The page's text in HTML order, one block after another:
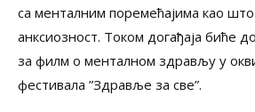
са менталним поремећајима као што
анксиозност. Током догађаја биће
за филм о менталном здрављу у
фестивала ”Здравље за све”.